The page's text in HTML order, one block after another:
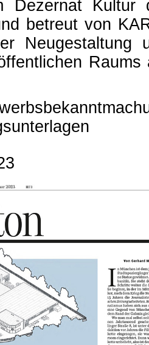
Dezernat Kultur
betreut von
Neugestaltung
Raums